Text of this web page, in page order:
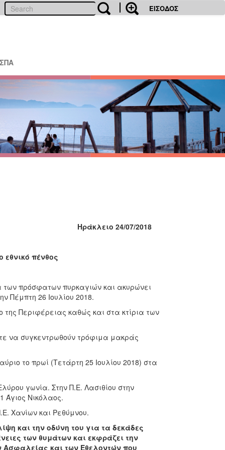
ΕΙΣΟΔΟΣ
Ηράκλειο 24/07/2018
εθνικό πένθος
των πρόσφατων πυρκαγιών και ακυρώνει
Πέμπτη 26 Ιουλίου 2018.
της Περιφέρειας καθώς και στα κτίρια των
να συγκεντρωθούν τρόφιμα μακράς
το πρωί (Τετάρτη 25 Ιουλίου 2018) στα
γωνία. Στην Π.Ε. Λασιθίου στην
Άγιος Νικόλαος.
Χανίων και Ρεθύμνου.
και την οδύνη του για τα δεκάδες
των θυμάτων και εκφράζει την
Ασφαλείας και των Εθελοντών που